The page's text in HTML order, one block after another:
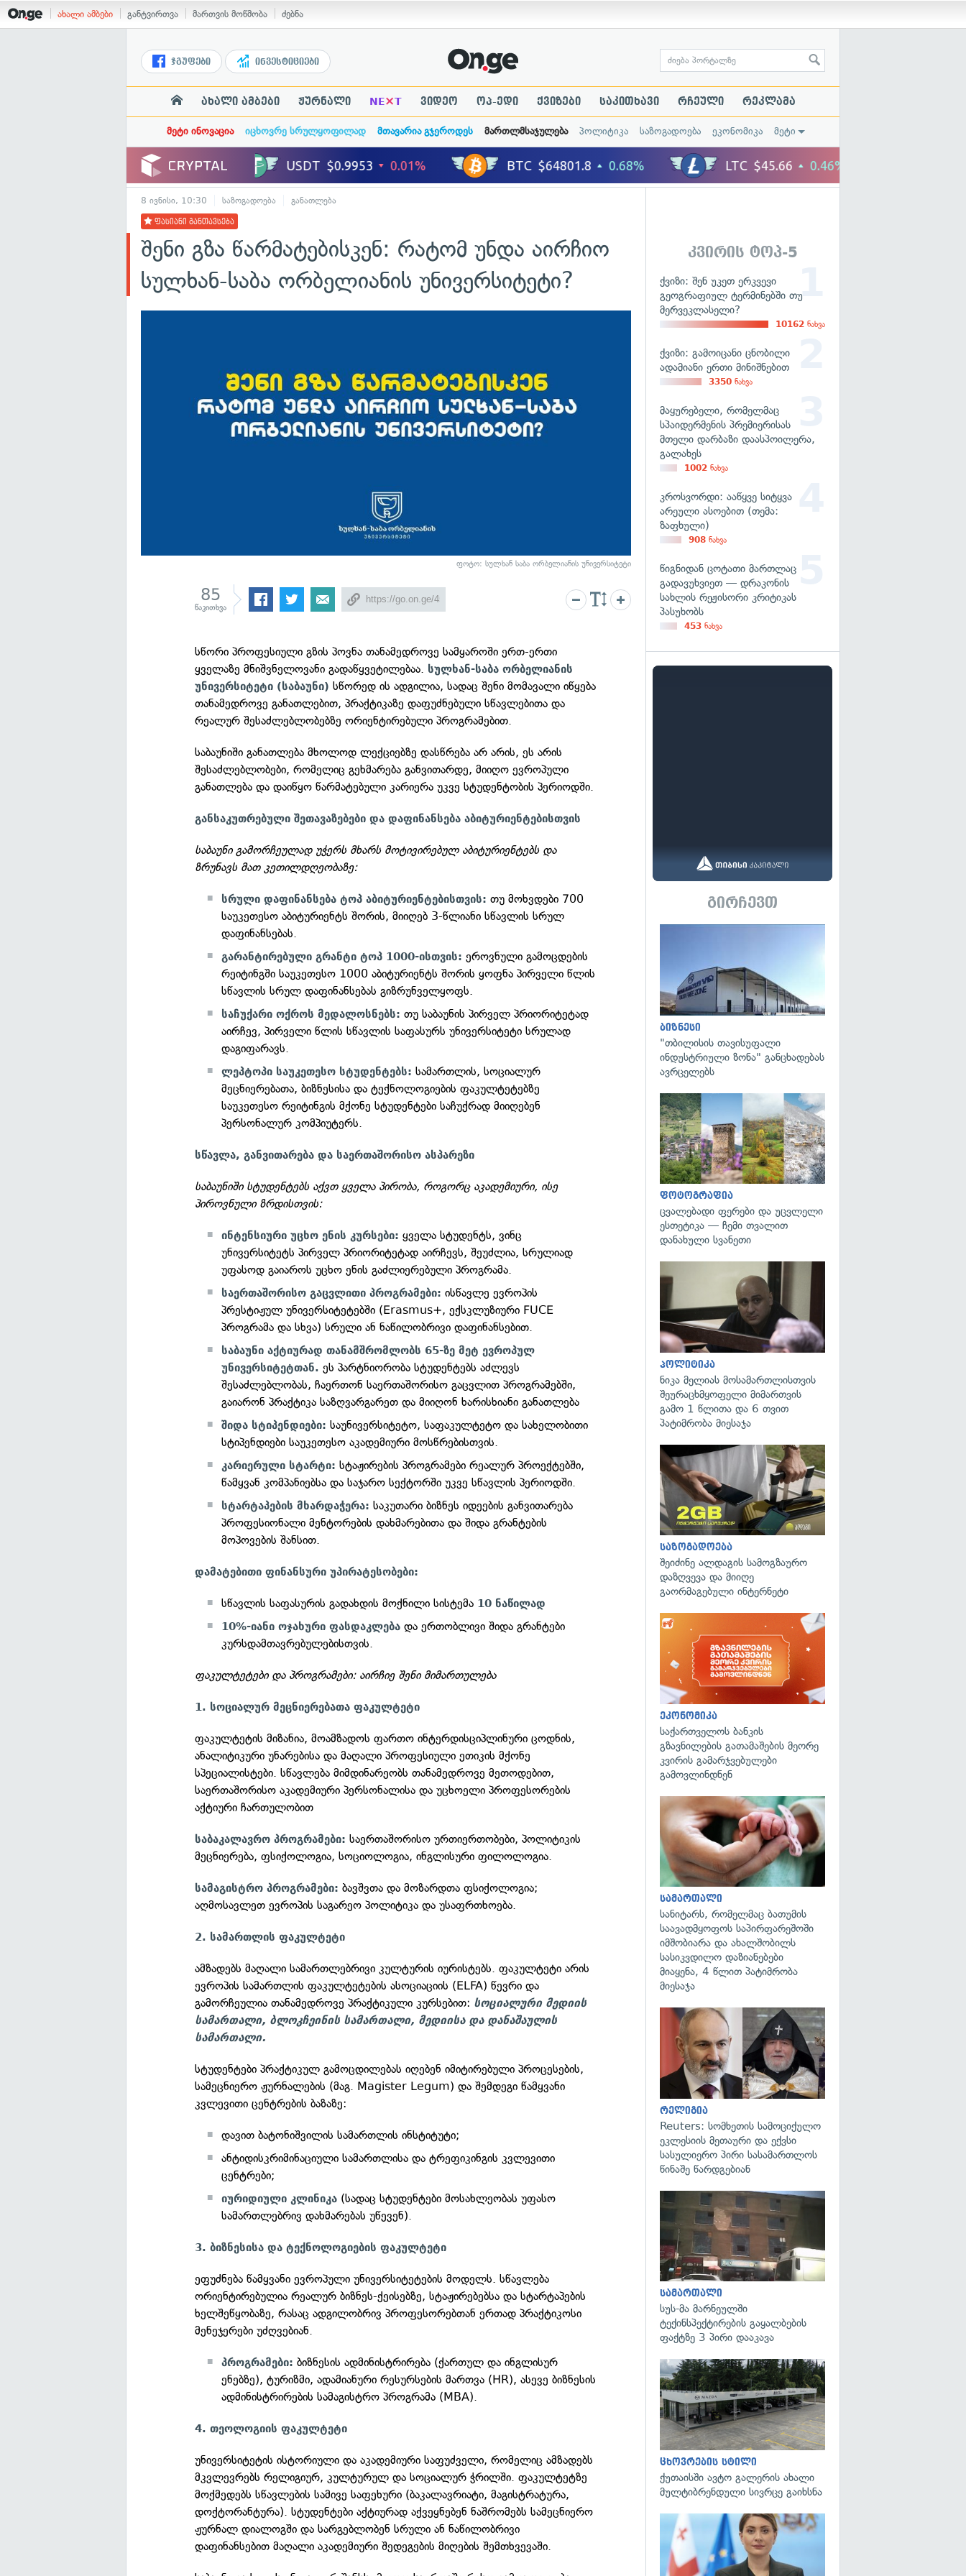
ახალი ამბები განტვირთვა მართვის მოწმობა ძებნა
ჯგუფები ინვესტიციები
ახალი ამბები ჟურნალი NE×T ვიდეო ოპ-ედი ქვიზები საკითხავი რჩეული რეკლამა
მეტი ინოვაცია იცხოვრე სრულყოფილად მთავარია გჯეროდეს მართლმსაჯულება პოლიტიკა საზოგადოება ეკონომიკა მეტი
8 ივნისი, 10:30 საზოგადოება განათლება
ფასიანი განთავსება
შენი გზა წარმატებისკენ: რატომ უნდა აირჩიო
სულხან-საბა ორბელიანის უნივერსიტეტი?
ფოტო: სულხან საბა ორბელიანის უნივერსიტეტი
85
წაკითხვა
სწორი პროფესიული გზის პოვნა თანამედროვე სამყაროში ერთ-ერთი
ყველაზე მნიშვნელოვანი გადაწყვეტილებაა. სულხან-საბა ორბელიანის
უნივერსიტეტი (საბაუნი) სწორედ ის ადგილია, სადაც შენი მომავალი იწყება
თანამედროვე განათლებით, პრაქტიკაზე დაფუძნებული სწავლებითა და
რეალურ შესაძლებლობებზე ორიენტირებული პროგრამებით.
საბაუნიში განათლება მხოლოდ ლექციებზე დასწრება არ არის, ეს არის
შესაძლებლობები, რომელიც გეხმარება განვითარდე, მიიღო ევროპული
განათლება და დაიწყო წარმატებული კარიერა უკვე სტუდენტობის პერიოდში.
განსაკუთრებული შეთავაზებები და დაფინანსება აბიტურიენტებისთვის
საბაუნი გამორჩეულად უჭერს მხარს მოტივირებულ აბიტურიენტებს და
ზრუნავს მათ კეთილდღეობაზე:
სრული დაფინანსება ტოპ აბიტურიენტებისთვის: თუ მოხვდები 700
საუკეთესო აბიტურიენტს შორის, მიიღებ 3-წლიანი სწავლის სრულ
დაფინანსებას.
გარანტირებული გრანტი ტოპ 1000-ისთვის: ეროვნული გამოცდების
რეიტინგში საუკეთესო 1000 აბიტურიენტს შორის ყოფნა პირველი წლის
სწავლის სრულ დაფინანსებას გიზრუნველყოფს.
საჩუქარი ოქროს მედალოსნებს: თუ საბაუნის პირველ პრიორიტეტად
აირჩევ, პირველი წლის სწავლის საფასურს უნივერსიტეტი სრულად
დაგიფარავს.
ლეპტოპი საუკეთესო სტუდენტებს: სამართლის, სოციალურ
მეცნიერებათა, ბიზნესისა და ტექნოლოგიების ფაკულტეტებზე
საუკეთესო რეიტინგის მქონე სტუდენტები საჩუქრად მიიღებენ
პერსონალურ კომპიუტერს.
სწავლა, განვითარება და საერთაშორისო ასპარეზი
საბაუნიში სტუდენტებს აქვთ ყველა პირობა, როგორც აკადემიური, ისე
პიროვნული ზრდისთვის:
ინტენსიური უცხო ენის კურსები: ყველა სტუდენტს, ვინც
უნივერსიტეტს პირველ პრიორიტეტად აირჩევს, შეუძლია, სრულიად
უფასოდ გაიაროს უცხო ენის გაძლიერებული პროგრამა.
საერთაშორისო გაცვლითი პროგრამები: ისწავლე ევროპის
პრესტიჟულ უნივერსიტეტებში (Erasmus+, ექსკლუზიური FUCE
პროგრამა და სხვა) სრული ან ნაწილობრივი დაფინანსებით.
საბაუნი აქტიურად თანამშრომლობს 65-ზე მეტ ევროპულ
უნივერსიტეტთან. ეს პარტნიორობა სტუდენტებს აძლევს
შესაძლებლობას, ჩაერთონ საერთაშორისო გაცვლით პროგრამებში,
გაიარონ პრაქტიკა საზღვარგარეთ და მიიღონ ხარისხიანი განათლება
შიდა სტიპენდიები: საუნივერსიტეტო, საფაკულტეტო და სახელობითი
სტიპენდიები საუკეთესო აკადემიური მოსწრებისთვის.
კარიერული სტარტი: სტაჟირების პროგრამები რეალურ პროექტებში,
წამყვან კომპანიებსა და საჯარო სექტორში უკვე სწავლის პერიოდში.
სტარტაპების მხარდაჭერა: საკუთარი ბიზნეს იდეების განვითარება
პროფესიონალი მენტორების დახმარებითა და შიდა გრანტების
მოპოვების შანსით.
დამატებითი ფინანსური უპირატესობები:
სწავლის საფასურის გადახდის მოქნილი სისტემა 10 ნაწილად
10%-იანი ოჯახური ფასდაკლება და ერთობლივი შიდა გრანტები
კურსდამთავრებულებისთვის.
ფაკულტეტები და პროგრამები: აირჩიე შენი მიმართულება
1. სოციალურ მეცნიერებათა ფაკულტეტი
ფაკულტეტის მიზანია, მოამზადოს ფართო ინტერდისციპლინური ცოდნის,
ანალიტიკური უნარებისა და მაღალი პროფესიული ეთიკის მქონე
სპეციალისტები. სწავლება მიმდინარეობს თანამედროვე მეთოდებით,
საერთაშორისო აკადემიური პერსონალისა და უცხოელი პროფესორების
აქტიური ჩართულობით
საბაკალავრო პროგრამები: საერთაშორისო ურთიერთობები, პოლიტიკის
მეცნიერება, ფსიქოლოგია, სოციოლოგია, ინგლისური ფილოლოგია.
სამაგისტრო პროგრამები: ბავშვთა და მოზარდთა ფსიქოლოგია;
აღმოსავლეთ ევროპის საგარეო პოლიტიკა და უსაფრთხოება.
2. სამართლის ფაკულტეტი
ამზადებს მაღალი სამართლებრივი კულტურის იურისტებს. ფაკულტეტი არის
ევროპის სამართლის ფაკულტეტების ასოციაციის (ELFA) წევრი და
გამორჩეულია თანამედროვე პრაქტიკული კურსებით: სოციალური მედიის
სამართალი, ბლოკჩეინის სამართალი, მედიისა და დანაშაულის
სამართალი.
სტუდენტები პრაქტიკულ გამოცდილებას იღებენ იმიტირებული პროცესების,
სამეცნიერო ჟურნალების (მაგ. Magister Legum) და შემდეგი წამყვანი
კვლევითი ცენტრების ბაზაზე:
დავით ბატონიშვილის სამართლის ინსტიტუტი;
ანტიდისკრიმინაციული სამართლისა და ტრეფიკინგის კვლევითი
ცენტრები;
იურიდიული კლინიკა (სადაც სტუდენტები მოსახლეობას უფასო
სამართლებრივ დახმარებას უწევენ).
3. ბიზნესისა და ტექნოლოგიების ფაკულტეტი
ეფუძნება წამყვანი ევროპული უნივერსიტეტების მოდელს. სწავლება
ორიენტირებულია რეალურ ბიზნეს-ქეისებზე, სტაჟირებებსა და სტარტაპების
ხელშეწყობაზე, რასაც ადგილობრივ პროფესორებთან ერთად პრაქტიკოსი
მენეჯერები უძღვებიან.
პროგრამები: ბიზნესის ადმინისტრირება (ქართულ და ინგლისურ
ენებზე), ტურიზმი, ადამიანური რესურსების მართვა (HR), ასევე ბიზნესის
ადმინისტრირების სამაგისტრო პროგრამა (MBA).
4. თეოლოგიის ფაკულტეტი
უნივერსიტეტის ისტორიული და აკადემიური საფუძველი, რომელიც ამზადებს
მკვლევრებს რელიგიურ, კულტურულ და სოციალურ ჭრილში. ფაკულტეტზე
მოქმედებს სწავლების სამივე საფეხური (ბაკალავრიატი, მაგისტრატურა,
დოქტორანტურა). სტუდენტები აქტიურად აქვეყნებენ ნაშრომებს სამეცნიერო
ჟურნალ დიალოგში და სარგებლობენ სრული ან ნაწილობრივი
დაფინანსებით მაღალი აკადემიური შედეგების მიღების შემთხვევაში.
კვირის ტოპ-5
ქვიზი: შენ უკეთ ერკვევი
გეოგრაფიულ ტერმინებში თუ
მერვეკლასელი?
10162 ნახვა
ქვიზი: გამოიცანი ცნობილი
ადამიანი ერთი მინიშნებით
3350 ნახვა
მაყურებელი, რომელმაც
სპაიდერმენის პრემიერისას
მთელი დარბაზი დაასპოილერა,
გალახეს
1002 ნახვა
კროსვორდი: ააწყვე სიტყვა
არეული ასოებით (თემა:
ზაფხული)
908 ნახვა
წიგნიდან ცოტათი მართლაც
გადავუხვიეთ — დრაკონის
სახლის რეჟისორი კრიტიკას
პასუხობს
453 ნახვა
გირჩევთ
ბიზნესი
"თბილისის თავისუფალი
ინდუსტრიული ზონა" განცხადებას
ავრცელებს
ფოტოგრაფია
ცვალებადი ფერები და უცვლელი
ესთეტიკა — ჩემი თვალით
დანახული სვანეთი
პოლიტიკა
ნიკა მელიას მოსამართლისთვის
შეურაცხმყოფელი მიმართვის
გამო 1 წლითა და 6 თვით
პატიმრობა მიესაჯა
საზოგადოება
შეიძინე ალდაგის სამოგზაურო
დაზღვევა და მიიღე
გაორმაგებული ინტერნეტი
ეკონომიკა
საქართველოს ბანკის
გზავნილების გათამაშების მეორე
კვირის გამარჯვებულები
გამოვლინდნენ
სამართალი
სანიტარს, რომელმაც ბათუმის
საავადმყოფოს საპირფარეშოში
იმშობიარა და ახალშობილს
სასიკვდილო დაზიანებები
მიაყენა, 4 წლით პატიმრობა
მიესაჯა
რელიგია
Reuters: სომხეთის სამოციქულო
ეკლესიის მეთაური და ექვსი
სასულიერო პირი სასამართლოს
წინაშე წარდგებიან
სამართალი
სუს-მა მარნეულში
ტექინსპექტირების გაყალბების
ფაქტზე 3 პირი დააკავა
ცხოვრების სტილი
ქუთაისში ავტო გალერის ახალი
მულტიბრენდული სივრცე გაიხსნა